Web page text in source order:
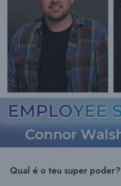
Qual é o teu super poder?